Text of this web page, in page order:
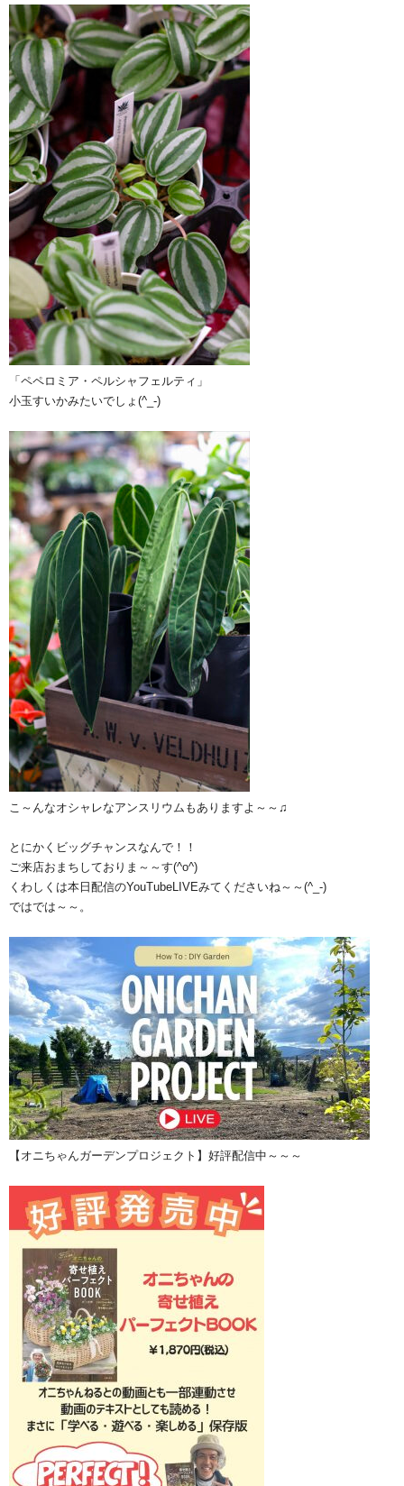
「ペペロミア・ペルシャフェルティ」
小玉すいかみたいでしょ(^_-)
こ～んなオシャレなアンスリウムもありますよ～～♫
とにかくビッグチャンスなんで！！
ご来店おまちしておりま～～す(^o^)
くわしくは本日配信のYouTubeLIVEみてくださいね～～(^_-)
ではでは～～。
【オニちゃんガーデンプロジェクト】好評配信中～～～